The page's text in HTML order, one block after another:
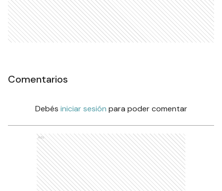
Comentarios
Debés iniciar sesión para poder comentar
Ads